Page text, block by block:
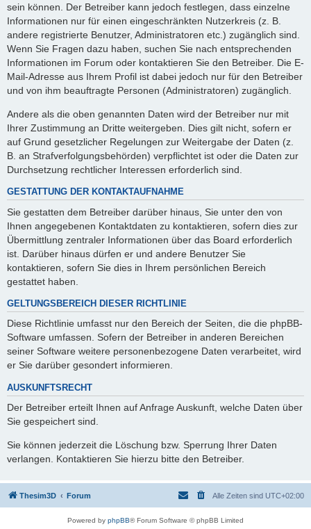
sein können. Der Betreiber kann jedoch festlegen, dass einzelne
Informationen nur für einen eingeschränkten Nutzerkreis (z. B.
andere registrierte Benutzer, Administratoren etc.) zugänglich sind.
Wenn Sie Fragen dazu haben, suchen Sie nach entsprechenden
Informationen im Forum oder kontaktieren Sie den Betreiber. Die E-
Mail-Adresse aus Ihrem Profil ist dabei jedoch nur für den Betreiber
und von ihm beauftragte Personen (Administratoren) zugänglich.
Andere als die oben genannten Daten wird der Betreiber nur mit
Ihrer Zustimmung an Dritte weitergeben. Dies gilt nicht, sofern er
auf Grund gesetzlicher Regelungen zur Weitergabe der Daten (z.
B. an Strafverfolgungsbehörden) verpflichtet ist oder die Daten zur
Durchsetzung rechtlicher Interessen erforderlich sind.
GESTATTUNG DER KONTAKTAUFNAHME
Sie gestatten dem Betreiber darüber hinaus, Sie unter den von
Ihnen angegebenen Kontaktdaten zu kontaktieren, sofern dies zur
Übermittlung zentraler Informationen über das Board erforderlich
ist. Darüber hinaus dürfen er und andere Benutzer Sie
kontaktieren, sofern Sie dies in Ihrem persönlichen Bereich
gestattet haben.
GELTUNGSBEREICH DIESER RICHTLINIE
Diese Richtlinie umfasst nur den Bereich der Seiten, die die phpBB-
Software umfassen. Sofern der Betreiber in anderen Bereichen
seiner Software weitere personenbezogene Daten verarbeitet, wird
er Sie darüber gesondert informieren.
AUSKUNFTSRECHT
Der Betreiber erteilt Ihnen auf Anfrage Auskunft, welche Daten über
Sie gespeichert sind.
Sie können jederzeit die Löschung bzw. Sperrung Ihrer Daten
verlangen. Kontaktieren Sie hierzu bitte den Betreiber.
Thesim3D Forum Alle Zeiten sind UTC+02:00
Powered by phpBB® Forum Software © phpBB Limited